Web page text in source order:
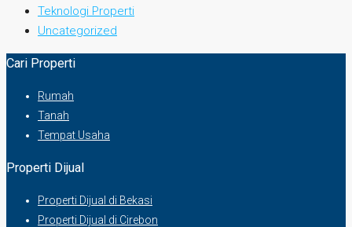
Teknologi Properti
Uncategorized
Cari Properti
Rumah
Tanah
Tempat Usaha
Properti Dijual
Properti Dijual di Bekasi
Properti Dijual di Cirebon